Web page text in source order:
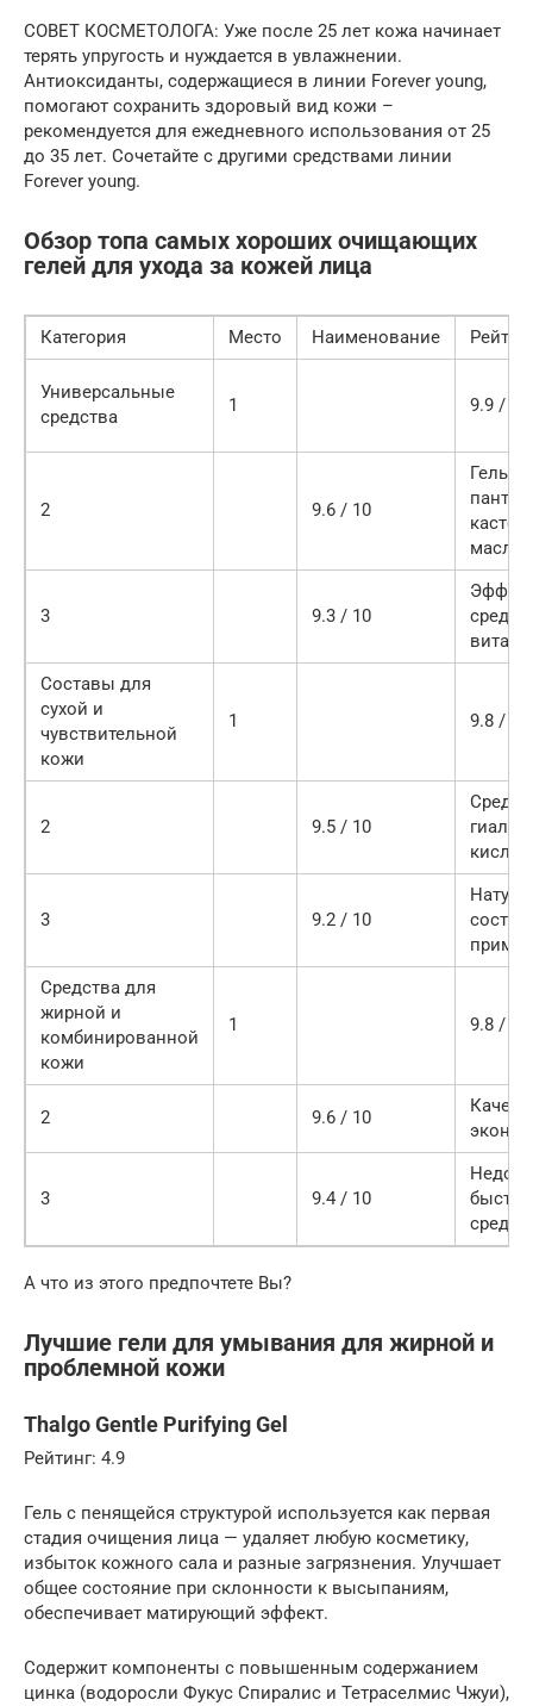
СОВЕТ КОСМЕТОЛОГА: Уже после 25 лет кожа начинает
терять упругость и нуждается в увлажнении.
Антиоксиданты, содержащиеся в линии Forever young,
помогают сохранить здоровый вид кожи –
рекомендуется для ежедневного использования от 25
до 35 лет. Сочетайте с другими средствами линии
Forever young.
Обзор топа самых хороших очищающих
гелей для ухода за кожей лица
Категория Место Наименование
Универсальные
средства
1 9.9 / 10
2 9.6 / 10
Гель-
3 9.3 / 10
Составы для
сухой и
чувствительной
кожи
1 9.8 / 10
2 9.5 / 10
3 9.2 / 10
состав
Средства для
жирной и
комбинированной
кожи
1 9.8 / 10
2 9.6 / 10
3 9.4 / 10
А что из этого предпочтете Вы?
Лучшие гели для умывания для жирной и
проблемной кожи
Thalgo Gentle Purifying Gel
Рейтинг: 4.9
Гель с пенящейся структурой используется как первая
стадия очищения лица — удаляет любую косметику,
избыток кожного сала и разные загрязнения. Улучшает
общее состояние при склонности к высыпаниям,
обеспечивает матирующий эффект.
Содержит компоненты с повышенным содержанием
цинка (водоросли Фукус Спиралис и Тетраселмис Чжуи),